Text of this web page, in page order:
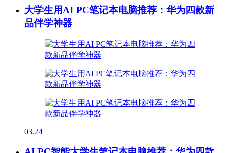
大学生用AI PC笔记本电脑推荐：华为四款新
品伴学神器
03.24